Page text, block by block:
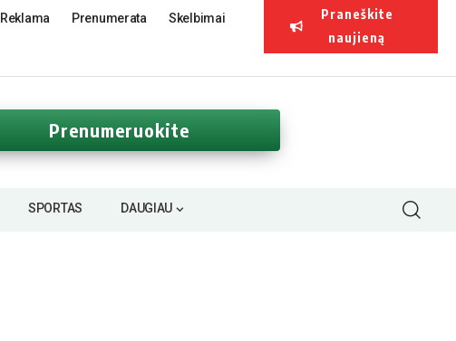
Reklama Prenumerata Skelbimai
Praneškite
naujieną
Prenumeruokite
SPORTAS DAUGIAU